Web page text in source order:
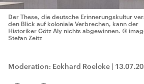
Der These, die deutsche Erinnerungskultur
den Blick auf koloniale Verbrechen, kann der
Historiker Götz Aly nichts abgewinnen. ©
Stefan Zeitz
Moderation: Eckhard Roelcke |